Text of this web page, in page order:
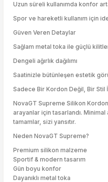
Uzun süreli kullanımda konfor
Spor ve hareketli kullanım için
Güven Veren Detaylar
Sağlam metal toka ile güçlü
Dengeli ağırlık dağılımı
Saatinizle bütünleşen estetik
Sadece Bir Kordon Değil, Bir Stil
NovaGT Supreme Silikon
arayanlar için tasarlandı.
tamamlar, sizi yansıtır.
Neden NovaGT Supreme?
Premium silikon malzeme
Sportif & modern tasarım
Gün boyu konfor
Dayanıklı metal toka